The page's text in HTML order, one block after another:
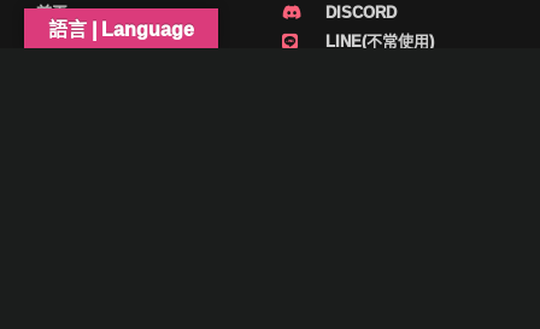
首頁
會員中心
DISCORD
LINE(不常使用)
語言 | Language